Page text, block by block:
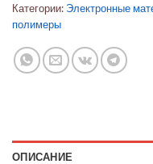
Категории: Электронные
полимеры
ОПИСАНИЕ